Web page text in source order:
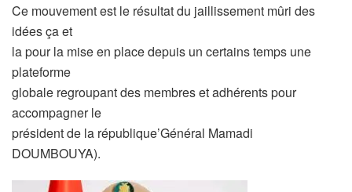
Ce mouvement est le résultat du jaillissement mûri des
idées ça et
la pour la mise en place depuis un certains temps une
plateforme
globale regroupant des membres et adhérents pour
accompagner le
président de la république’Général Mamadi
DOUMBOUYA).